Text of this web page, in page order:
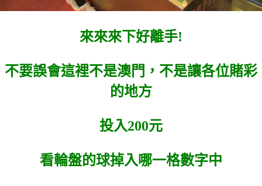
來來來下好離手!
不要誤會這裡不是澳門，不是讓各位賭彩
的地方
投入200元
看輪盤的球掉入哪一格數字中